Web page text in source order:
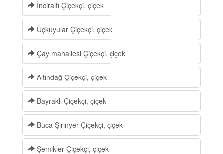
İnciraltı Çiçekçi, çiçek
Üçkuyular Çiçekçi, çiçek
Çay mahallesi Çiçekçi, çiçek
Altındağ Çiçekçi, çiçek
Bayraklı Çiçekçi, çiçek
Buca Şirinyer Çiçekçi, çiçek
Şemikler Çiçekçi, çiçek